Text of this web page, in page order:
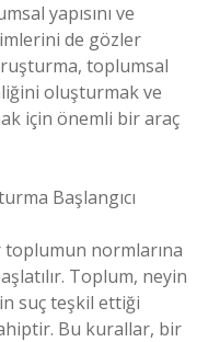
yapısını ve
de gözler
toplumsal
oluşturmak ve
için önemli bir araç
Başlangıcı
normlarına
Toplum, neyin
suç teşkil ettiği
Bu kurallar, bir